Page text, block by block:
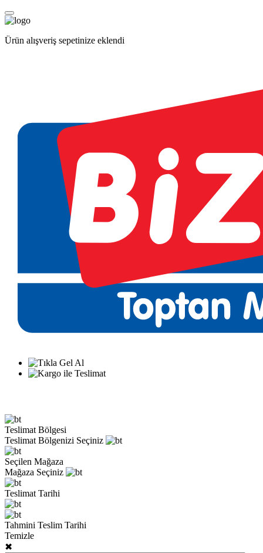
Ürün alışveriş sepetinize eklendi
Teslimat Bölgesi
Teslimat Bölgenizi Seçiniz
Seçilen Mağaza
Mağaza Seçiniz
Teslimat Tarihi
Tahmini Teslim Tarihi
Temizle
✖